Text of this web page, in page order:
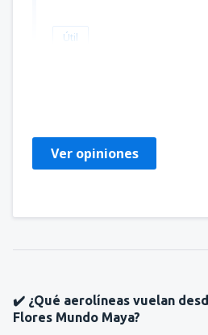
Útil
Ver opiniones
✔️ ¿Qué aerolíneas vuelan
Flores Mundo Maya?